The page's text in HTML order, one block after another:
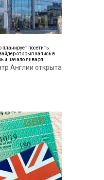
планирует посетить
открыл запись в
и начало января.
Англии открыта